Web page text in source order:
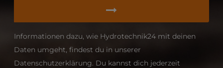
Informationen dazu, wie Hydrotechnik24 mit deinen
Daten umgeht, findest du in unserer
Datenschutzerklärung. Du kannst dich jederzeit